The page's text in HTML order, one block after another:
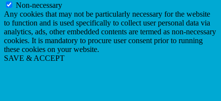
Non-necessary
Any cookies that may not be particularly necessary for the website
to function and is used specifically to collect user personal data via
analytics, ads, other embedded contents are termed as non-necessary
cookies. It is mandatory to procure user consent prior to running
these cookies on your website.
SAVE & ACCEPT